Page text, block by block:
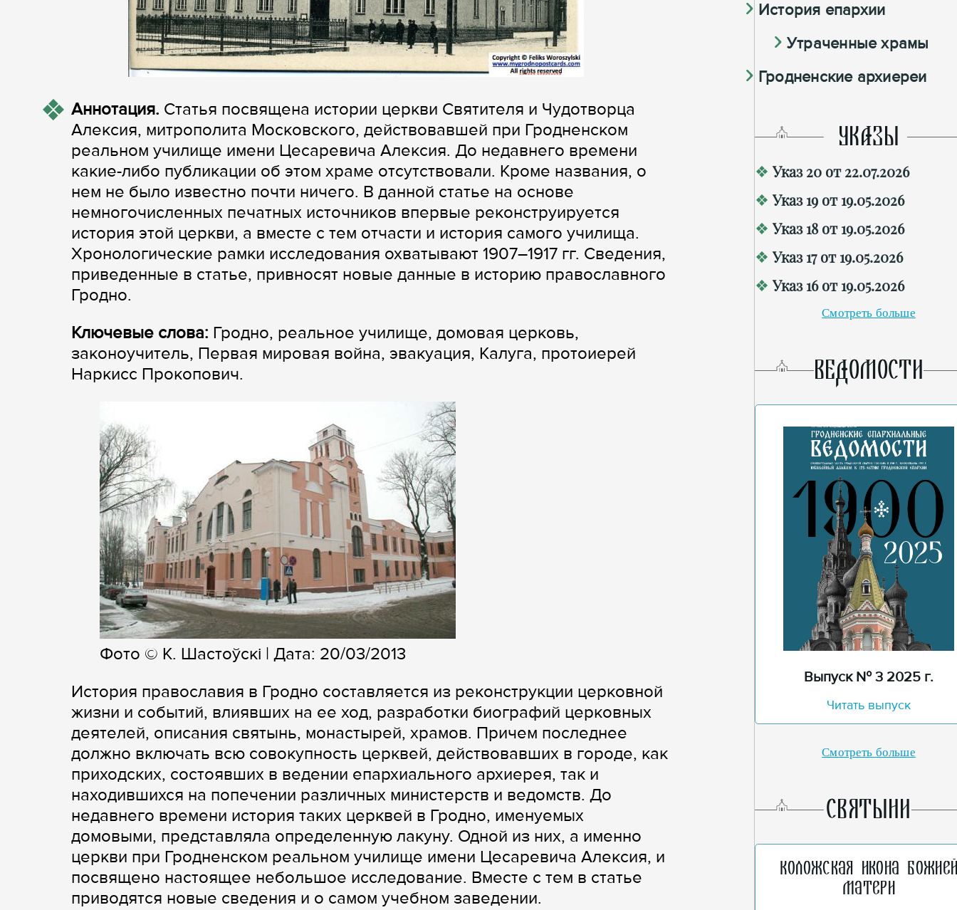
Аннотация. Статья посвящена истории церкви Святителя и Чудотворца
Алексия, митрополита Московского, действовавшей при Гродненском
реальном училище имени Цесаревича Алексия. До недавнего времени
какие-либо публикации об этом храме отсутствовали. Кроме названия, о
нем не было известно почти ничего. В данной статье на основе
немногочисленных печатных источников впервые реконструируется
история этой церкви, а вместе с тем отчасти и история самого училища.
Хронологические рамки исследования охватывают 1907–1917 гг. Сведения,
приведенные в статье, привносят новые данные в историю православного
Гродно.
Ключевые слова: Гродно, реальное училище, домовая церковь,
законоучитель, Первая мировая война, эвакуация, Калуга, протоиерей
Наркисс Прокопович.
Фото © К. Шастоўскі | Дата: 20/03/2013
История православия в Гродно составляется из реконструкции церковной
жизни и событий, влиявших на ее ход, разработки биографий церковных
деятелей, описания святынь, монастырей, храмов. Причем последнее
должно включать всю совокупность церквей, действовавших в городе, как
приходских, состоявших в ведении епархиального архиерея, так и
находившихся на попечении различных министерств и ведомств. До
недавнего времени история таких церквей в Гродно, именуемых
домовыми, представляла определенную лакуну. Одной из них, а именно
церкви при Гродненском реальном училище имени Цесаревича Алексия, и
посвящено настоящее небольшое исследование. Вместе с тем в статье
приводятся новые сведения и о самом учебном заведении.
История епархии
Утраченные храмы
Гродненские архиереи
УКАЗЫ
Указ 20 от 22.07.2026
Указ 19 от 19.05.2026
Указ 18 от 19.05.2026
Указ 17 от 19.05.2026
Указ 16 от 19.05.2026
Смотреть больше
ВЕДОМОСТИ
Выпуск № 3 2025 г.
Читать выпуск
Смотреть больше
СВЯТЫНИ
Коложская икона
Матери